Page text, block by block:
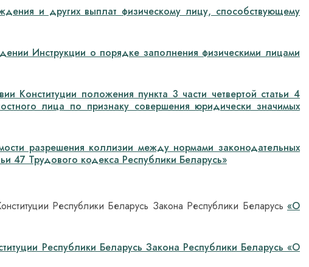
и других выплат физическому лицу, способствующему
Инструкции о порядке заполнения физическими лицами
Конституции положения пункта 3 части четвертой статьи 4
лица по признаку совершения юридически значимых
разрешения коллизии между нормами законодательных
47 Трудового кодекса Республики Беларусь»
Республики Беларусь Закона Республики Беларусь «О
Республики Беларусь Закона Республики Беларусь «О